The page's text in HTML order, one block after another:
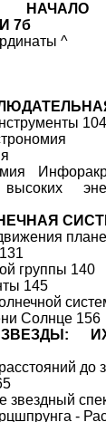
НАЧАЛО
7б
^
104
группы 140
145
Солнце 156
до
звездный
-